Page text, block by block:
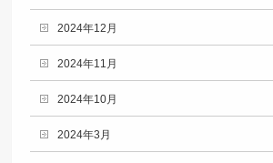
2024年12月
2024年11月
2024年10月
2024年3月